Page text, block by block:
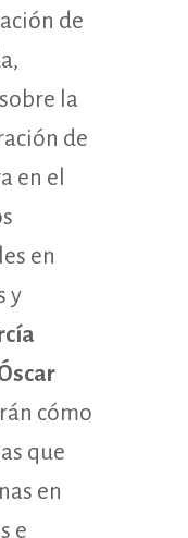
de
la
de
en el
en
y
cómo
que
en
e